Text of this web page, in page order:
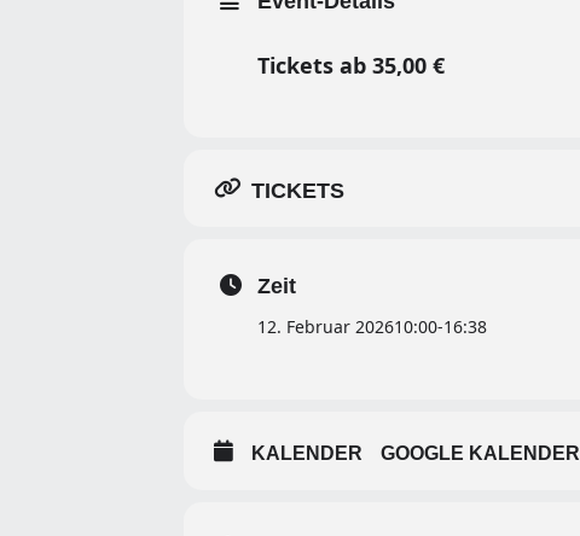
Tickets ab 35,00 €
TICKETS
Zeit
12. Februar 202610:00-16:38
KALENDER GOOGLE KALENDER